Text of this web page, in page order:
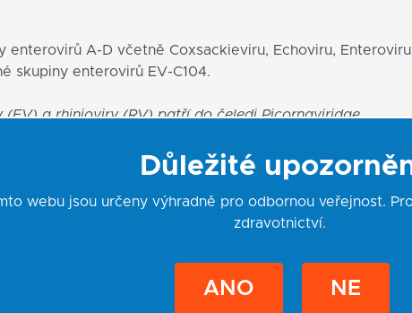
enterovirů A-D včetně Coxsackieviru, Echoviru,
skupiny enterovirů EV-C104.
(EV) a rhinioviry (RV) patří do čeledi Picornaviridae.
případech vykázat zkříženou reaktivitu s některými
vyskytnout falešně pozitivní výsledky pro enterovirus
s rhinoviry B5, B42, B99, C3, C39 a C43.
DETEKCE
Důležité
webu jsou určeny výhradně pro odbornou veřejnost.
zdravotnictví.
ANO NE